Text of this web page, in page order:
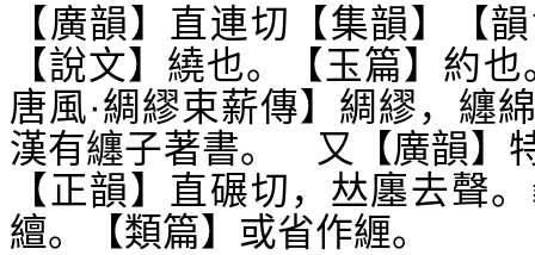
【廣韻】直連切【集韻】【
【說文】繞也。【玉篇】約
唐風·綢繆束薪傳】綢繆，纏
漢有纏子著書。 又【廣韻】
【正韻】直碾切， 𠀤廛去聲
繵。【類篇】或省作緾。